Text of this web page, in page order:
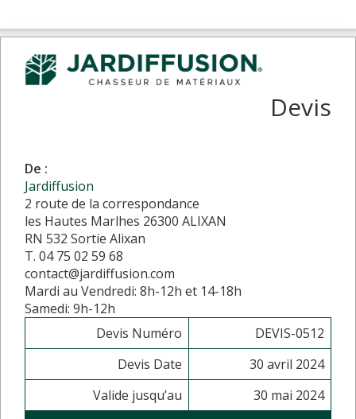
Devis
De :
Jardiffusion
2 route de la correspondance
les Hautes Marlhes 26300 ALIXAN
RN 532 Sortie Alixan
T. 04 75 02 59 68
contact@jardiffusion.com
Mardi au Vendredi: 8h-12h et 14-18h
Samedi: 9h-12h
Devis Numéro
DEVIS-0512
Devis Date
30 avril 2024
Valide jusqu’au
30 mai 2024